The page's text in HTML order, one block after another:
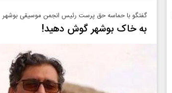
گفتگو با حماسه حق پرست رئیس انجمن موسیقی بوشهر
به خاک بوشهر گوش دهید!